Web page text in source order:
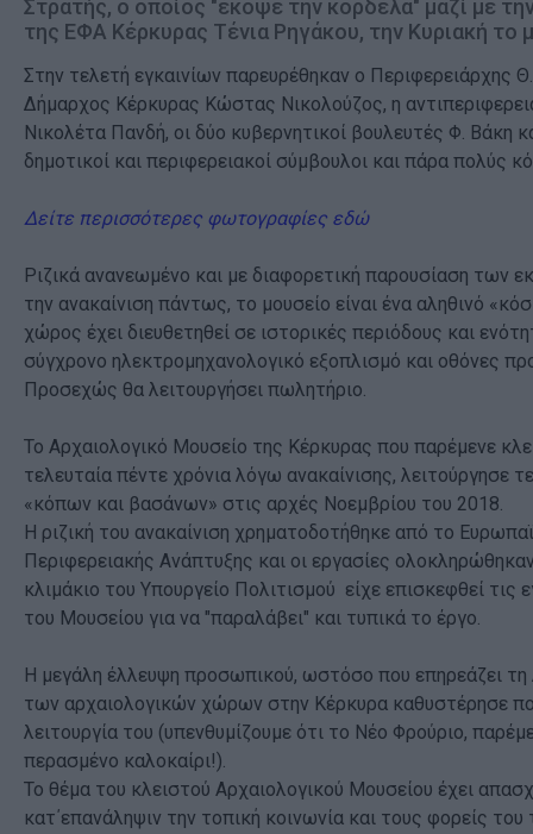
Στρατής, ο οποίος "έκοψε την κορδέλα" μαζί με
της ΕΦΑ Κέρκυρας Τένια Ρηγάκου, την Κυριακή το
Στην τελετή εγκαινίων παρευρέθηκαν ο Περιφερειάρχης
Δήμαρχος Κέρκυρας Κώστας Νικολούζος, η
Νικολέτα Πανδή, οι δύο κυβερνητικοί βουλευτές Φ. Βάκη
δημοτικοί και περιφερειακοί σύμβουλοι και πάρα πολύς
Δείτε περισσότερες φωτογραφίες εδώ
Ριζικά ανανεωμένο και με διαφορετική παρουσίαση των
την ανακαίνιση πάντως, το μουσείο είναι ένα αληθινό
χώρος έχει διευθετηθεί σε ιστορικές περιόδους και
σύγχρονο ηλεκτρομηχανολογικό εξοπλισμό και οθόνες
Προσεχώς θα λειτουργήσει πωλητήριο.
Το Αρχαιολογικό Μουσείο της Κέρκυρας που παρέμενε
τελευταία πέντε χρόνια λόγω ανακαίνισης, λειτούργησε
«κόπων και βασάνων» στις αρχές Νοεμβρίου του 2018.
Η ριζική του ανακαίνιση χρηματοδοτήθηκε από το
Περιφερειακής Ανάπτυξης και οι εργασίες
κλιμάκιο του Υπουργείο Πολιτισμού είχε επισκεφθεί τις
του Μουσείου για να "παραλάβει" και τυπικά το έργο.
Η μεγάλη έλλευψη προσωπικού, ωστόσο που επηρεάζει τη
των αρχαιολογικών χώρων στην Κέρκυρα καθυστέρησε
λειτουργία του (υπενθυμίζουμε ότι το Νέο Φρούριο,
περασμένο καλοκαίρι!).
Το θέμα του κλειστού Αρχαιολογικού Μουσείου έχει
κατ΄επανάληψιν την τοπική κοινωνία και τους φορείς του